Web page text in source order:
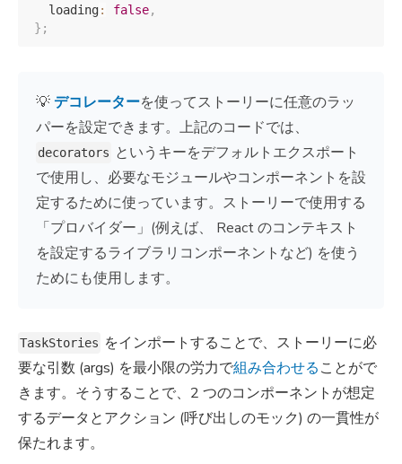
  loading
: false,
} ;
💡デコレーターを使ってストーリーに任意のラッ
パーを設定できます。上記のコードでは、
decorators というキーをデフォルトエクスポート
で使用し、必要なモジュールやコンポーネントを設
定するために使っています。ストーリーで使用する
「プロバイダー」(例えば、 React のコンテキスト
を設定するライブラリコンポーネントなど) を使う
ためにも使用します。
TaskStories をインポートすることで、ストーリーに必
要な引数 (args) を最小限の労力で組み合わせることがで
きます。そうすることで、2 つのコンポーネントが想定
するデータとアクション (呼び出しのモック) の一貫性が
保たれます。